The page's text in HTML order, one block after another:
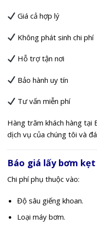
Giá cả hợp lý
Không phát sinh chi phí
Hỗ trợ tận nơi
Bảo hành uy tín
Tư vấn miễn phí
Hàng trăm khách hàng
dịch vụ của chúng tôi và
Báo giá lấy bơm
Chi phí phụ thuộc vào:
Độ sâu giếng khoan.
Loại máy bơm.